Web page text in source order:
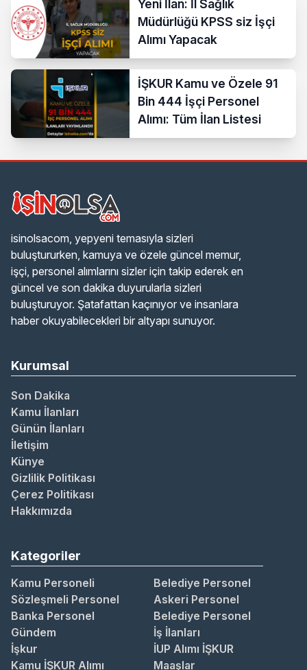
Yeni İlan: İl Sağlık
Müdürlüğü KPSS siz İşçi
Alımı Yapacak
İŞKUR Kamu ve Özele 91
Bin 444 İşçi Personel
Alımı: Tüm İlan Listesi
isinolsacom, yepyeni temasıyla sizleri
buluştururken, kamuya ve özele güncel memur,
işçi, personel alımlarını sizler için takip ederek en
güncel ve son dakika duyurularla sizleri
buluşturuyor. Şatafattan kaçınıyor ve insanlara
haber okuyabilecekleri bir altyapı sunuyor.
Kurumsal
Son Dakika
Kamu İlanları
Günün İlanları
İletişim
Künye
Gizlilik Politikası
Çerez Politikası
Hakkımızda
Kategoriler
Kamu Personeli
Belediye Personel
Sözleşmeli Personel
Askeri Personel
Banka Personel
Belediye Personel
Gündem
İş İlanları
İşkur
İUP Alımı İŞKUR
Kamu İŞKUR Alımı
Maaşlar